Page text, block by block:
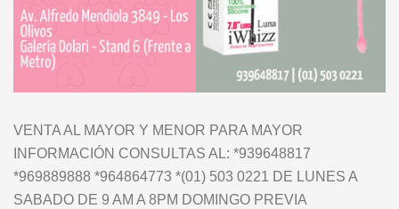
VENTA AL MAYOR Y MENOR PARA MAYOR
INFORMACIÓN CONSULTAS AL: *939648817
*969889888 *964864773 *(01) 503 0221 DE LUNES A
SABADO DE 9 AM A 8PM DOMINGO PREVIA